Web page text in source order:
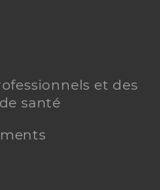
et des
santé